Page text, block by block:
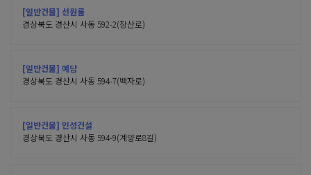
[일반건물] 선원룸
경상북도 경산시 사동 592-2(장산로)
[일반건물] 예담
경상북도 경산시 사동 594-7(백자로)
[일반건물] 인성건설
경상북도 경산시 사동 594-9(계양로8길)